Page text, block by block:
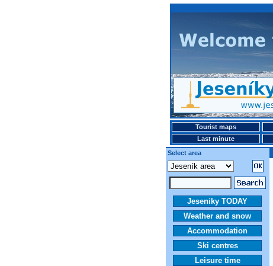
Tourist maps
Last minute
Select area
Jeseniky TODAY
Weather and snow
Accommodation
Ski centres
Leisure time